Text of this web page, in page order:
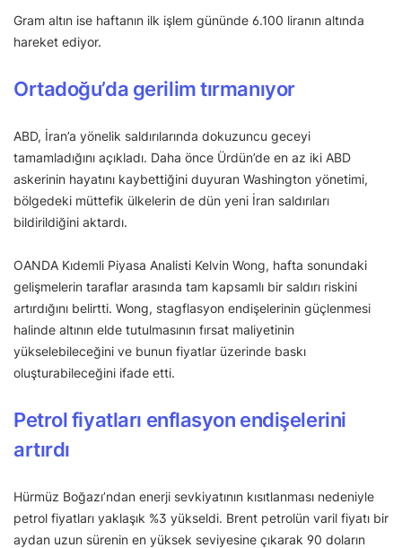
Gram altın ise haftanın ilk işlem gününde 6.100 liranın altında
hareket ediyor.
Ortadoğu’da gerilim tırmanıyor
ABD, İran’a yönelik saldırılarında dokuzuncu geceyi
tamamladığını açıkladı. Daha önce Ürdün’de en az iki ABD
askerinin hayatını kaybettiğini duyuran Washington yönetimi,
bölgedeki müttefik ülkelerin de dün yeni İran saldırıları
bildirildiğini aktardı.
OANDA Kıdemli Piyasa Analisti Kelvin Wong, hafta sonundaki
gelişmelerin taraflar arasında tam kapsamlı bir saldırı riskini
artırdığını belirtti. Wong, stagflasyon endişelerinin güçlenmesi
halinde altının elde tutulmasının fırsat maliyetinin
yükselebileceğini ve bunun fiyatlar üzerinde baskı
oluşturabileceğini ifade etti.
Petrol fiyatları enflasyon endişelerini
artırdı
Hürmüz Boğazı’ndan enerji sevkiyatının kısıtlanması nedeniyle
petrol fiyatları yaklaşık %3 yükseldi. Brent petrolün varil fiyatı bir
aydan uzun sürenin en yüksek seviyesine çıkarak 90 doların